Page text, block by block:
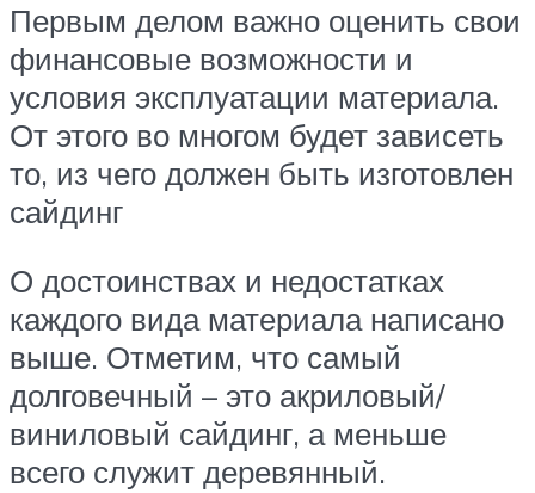
Первым делом важно оценить свои
финансовые возможности и
условия эксплуатации материала.
От этого во многом будет зависеть
то, из чего должен быть изготовлен
сайдинг
О достоинствах и недостатках
каждого вида материала написано
выше. Отметим, что самый
долговечный – это акриловый/
виниловый сайдинг, а меньше
всего служит деревянный.